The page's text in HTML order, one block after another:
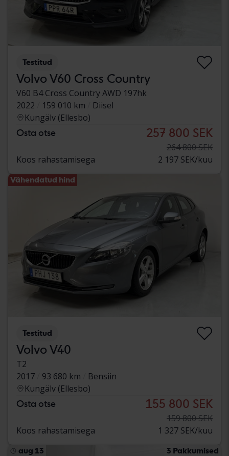
Testitud
Volvo V60 Cross Country
V60 B4 Cross Country AWD 197hk
2022
159 010 km
Diisel
Kungälv (Ellesbo)
Osta otse 257 800 SEK
264 800 SEK
Koos rahastamisega
2 197 SEK/kuu
Vähendatud hind
Testitud
Volvo V40
T2
2017
93 680 km
Bensiin
Kungälv (Ellesbo)
Osta otse 155 800 SEK
159 800 SEK
Koos rahastamisega
1 327 SEK/kuu
aug 13 3 Pakkumised